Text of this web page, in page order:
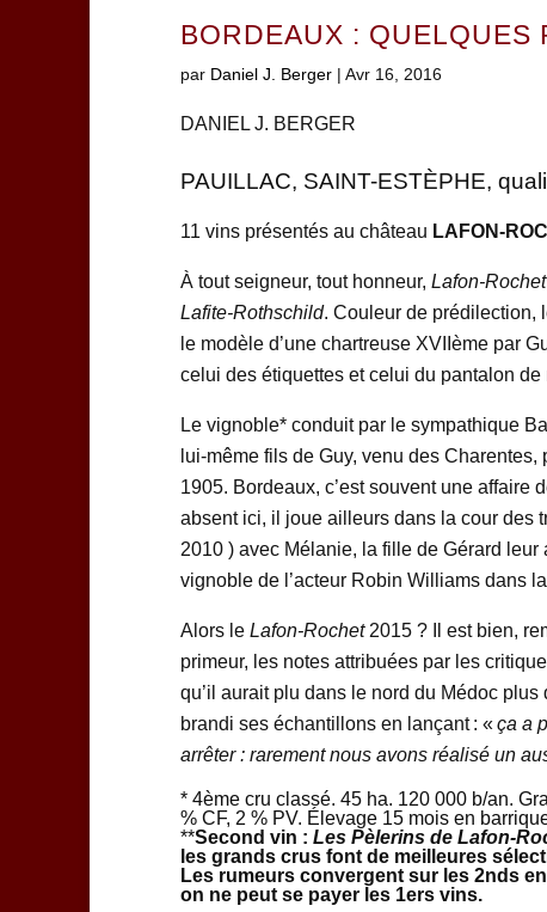
BORDEAUX : QUELQUES
par Daniel J. Berger| Avr 16, 2016
DANIEL J. BERGER
PAUILLAC, SAINT-ESTÈPHE,
11 vins présentés au château LAFON-
À tout seigneur, tout honneur, Lafon-Rochet
Lafite-Rothschild. Couleur de prédilection,
le modèle d’une chartreuse XVIIème par
celui des étiquettes et celui du pantalon de
Le vignoble* conduit par le sympathique
lui-même fils de Guy, venu des
1905. Bordeaux, c’est souvent une affaire
absent ici, il joue ailleurs dans la cour des
2010 ) avec Mélanie, la fille de Gérard
vignoble de l’acteur Robin Williams dans
Alors le Lafon-Rochet2015 ? Il est bien,
primeur, les notes attribuées par les
qu’il aurait plu dans le nord du Médoc
brandi ses échantillons en lançant : « ça a
arrêter : rarement nous avons réalisé un
* 4ème cru classé. 45 ha. 120 000 b/an.
% CF, 2 % PV. Élevage 15 mois en
**Second vin : Les Pèlerins de Lafon-
les grands crus font de meilleures
Les rumeurs convergent sur les 2nds
on ne peut se payer les 1ers vins.